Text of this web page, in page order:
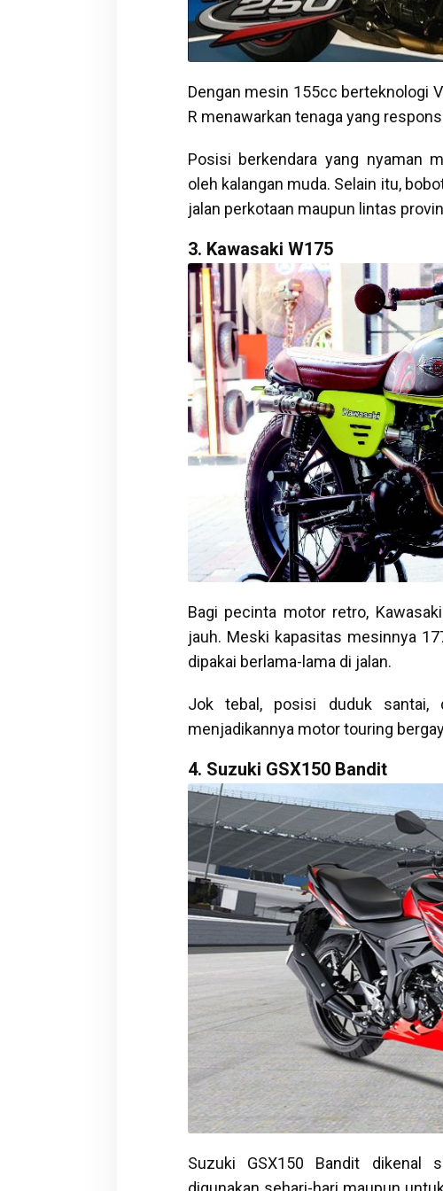
Dengan mesin 155cc berteknologi
R menawarkan tenaga yang
Posisi berkendara yang nyaman
oleh kalangan muda. Selain itu,
jalan perkotaan maupun lintas
3. Kawasaki W175
Bagi pecinta motor retro,
jauh. Meski kapasitas mesinnya
dipakai berlama-lama di jalan.
Jok tebal, posisi duduk santai,
menjadikannya motor touring
4. Suzuki GSX150 Bandit
Suzuki GSX150 Bandit dikenal